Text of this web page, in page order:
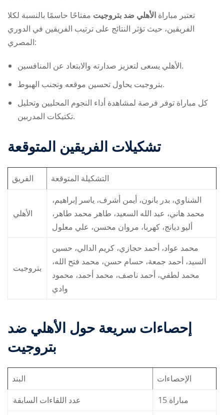
تعتبر مباراة الأهلي ضد بتروجيت مفتاحًا حاسمًا بالنسبة لكلا
الفريقين، حيث تؤثر النتائج على ترتيب الفريقين في الدوري
المصري:
الأهلي يسعى لتعزيز صدارته والابتعاد عن المنافسين.
بتروجيت يحاول تحسين موقعه وتجنب الهبوط.
كل مباراة توفر فرصة لمشاهدة أداء النجوم المحليين وتحليل
تكتيكات المدربين.
تشكيلات الفريقين المتوقعة
الفريق التشكيلة المتوقعة
الأهلي
الشناوي، بدر بانون، أيمن أشرف، ياسر إبراهيم،
محمد هاني، عبد الله السعيد، طاهر محمد طاهر،
أليو ديانج، كهربا، مروان محسن، علي معلول
بتروجيت
محمد عواد، أحمد حجازي، كريم الدالي، حسين
السيد، أحمد جمعة، حسام حسن، محمد فتح الله،
محمد لطفي، أحمد ناصف، محمد أحمد، محمود
وادي
إحصاءات سريعة حول الأهلي ضد
بتروجيت
البند
الإحصاءات
عدد اللقاءات السابقة
15 مباراة